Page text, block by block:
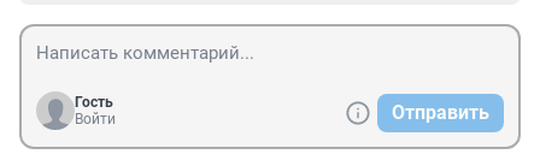
Гость
Войти
Отправить